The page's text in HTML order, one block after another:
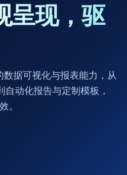
呈现，驱
据可视化与报表能力，从
动化报告与定制模板，
。